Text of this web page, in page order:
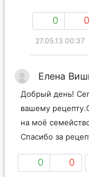
0 0
27.05.13 00:37
Елена
Добрый день!
вашему
на моё
Спасибо за
0 0